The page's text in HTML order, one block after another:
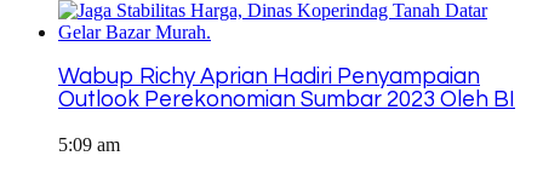
Wabup Richy Aprian Hadiri Penyampaian
Outlook Perekonomian Sumbar 2023 Oleh BI
5:09 am